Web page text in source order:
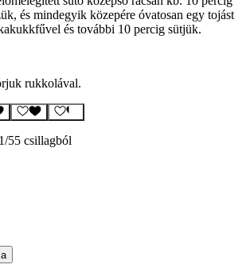
és mindegyik közepére óvatosan egy tojást
és további 10 percig sütjük.
rukkolával.
/55 csillagból